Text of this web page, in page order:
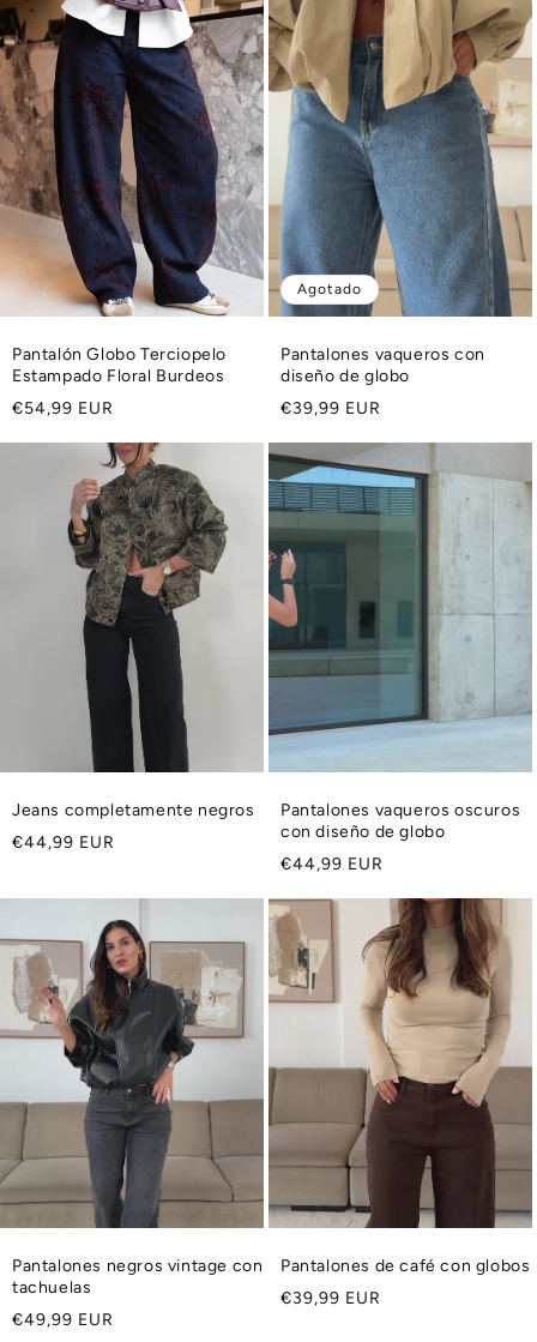
Pantalón Globo Terciopelo
Estampado Floral Burdeos
Precio
€54,99 EUR
Agotado
Pantalones vaqueros con
diseño de globo
Precio
€39,99 EUR
Jeans completamente negros
Precio
€44,99 EUR
Pantalones vaqueros oscuros
con diseño de globo
Precio
€44,99 EUR
Pantalones negros vintage con
tachuelas
Precio
€49,99 EUR
Pantalones de café con globos
Precio
€39,99 EUR